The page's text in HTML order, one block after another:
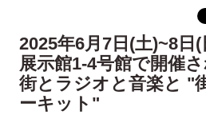
2025年6月7日(土)~8日
展示館1-4号館で開催
街とラジオと音楽と "
ーキット"